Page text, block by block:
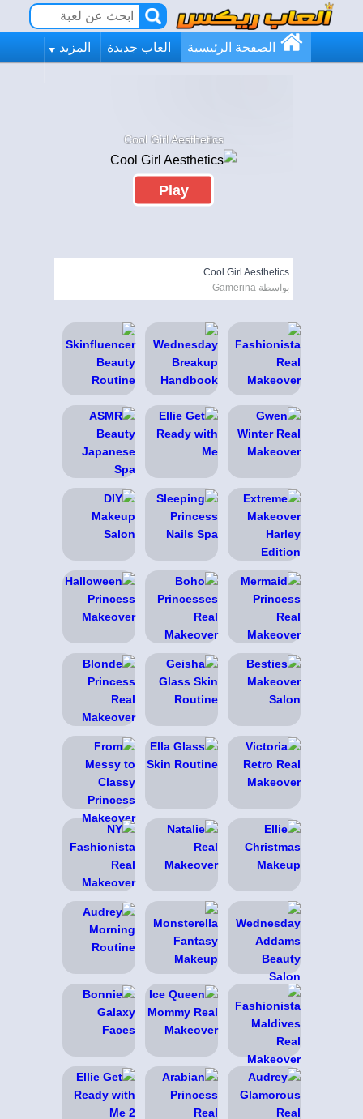
الصفحة الرئيسية العاب جديدة المزيد
Cool Girl Aesthetics
Play
Cool Girl Aesthetics
بواسطة Gamerina